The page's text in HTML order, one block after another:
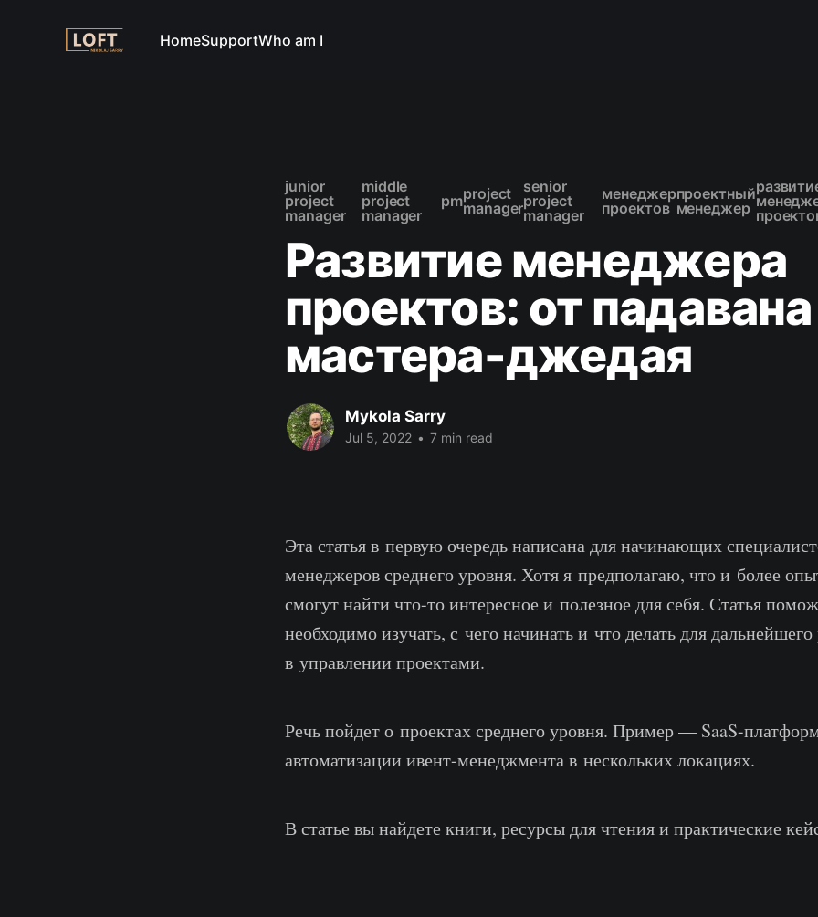
HomeSupportWho am I
junior
project
manager
middle
project
manager
pmproject
manager
senior
project
manager
менеджер
проектов
проектный
менеджер
Развитие менеджера
проектов: от
мастера-джедая
Mykola Sarry
Jul 5, 2022 • 7 min read
Эта статья в первую очередь написана для начинающих
менеджеров среднего уровня. Хотя я предполагаю, что и более
смогут найти что-то интересное и полезное для себя. Статья
необходимо изучать, с чего начинать и что делать для дальнейшего
в управлении проектами.
Речь пойдет о проектах среднего уровня. Пример — SaaS-
автоматизации ивент-менеджмента в нескольких локациях.
В статье вы найдете книги, ресурсы для чтения и практические